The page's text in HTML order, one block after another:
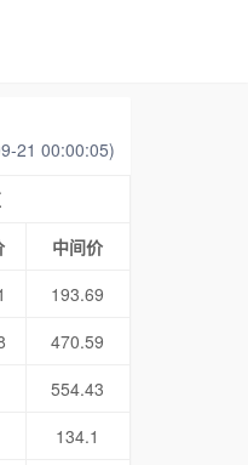
21 00:00:05)
中间价
193.69
470.59
554.43
134.1